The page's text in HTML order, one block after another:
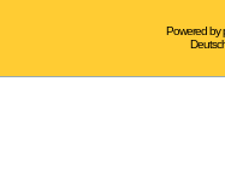
Powered by